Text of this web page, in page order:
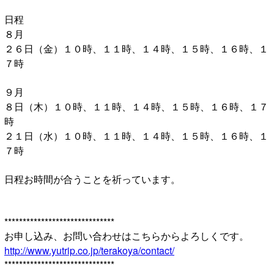
日程
８月
２６日（金）１０時、１１時、１４時、１５時、１６時、１
７時
９月
８日（木）１０時、１１時、１４時、１５時、１６時、１７
時
２１日（水）１０時、１１時、１４時、１５時、１６時、１
７時
日程お時間が合うことを祈っています。
******************************
お申し込み、お問い合わせはこちらからよろしくです。
http://www.yutrip.co.jp/terakoya/contact/
******************************